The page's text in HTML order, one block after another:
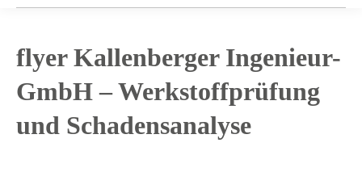
flyer Kallenberger Ingenieur-
GmbH – Werkstoffprüfung
und Schadensanalyse